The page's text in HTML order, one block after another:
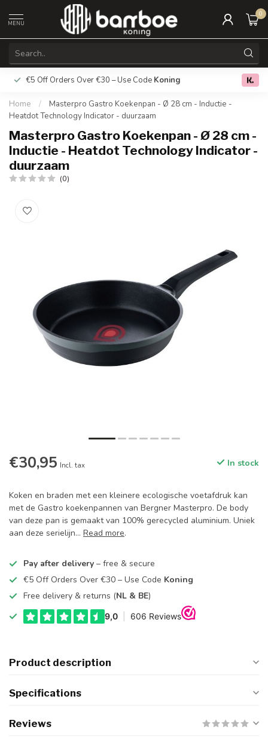
MENU
0
€5 Off Orders Over €30 – Use Code Koning Free
Home /
Masterpro Gastro Koekenpan - Ø 28 cm - Inductie -
Heatdot Technology Indicator - duurzaam
Masterpro Gastro Koekenpan - Ø 28 cm -
Inductie - Heatdot Technology Indicator -
duurzaam
(0)
€30,95 Incl. tax In stock
Koken en braden met een kleinere ecologische voetafdruk kan
met de Gastro koekenpannen van Bergner Masterpro. De body
van deze pan is gemaakt van 100% gerecycled aluminium. Uniek
aan deze serielijn... Read more.
Pay after delivery – free & secure
€5 Off Orders Over €30 – Use Code Koning
Free delivery & returns (NL & BE)
Product description
Specifications
Reviews